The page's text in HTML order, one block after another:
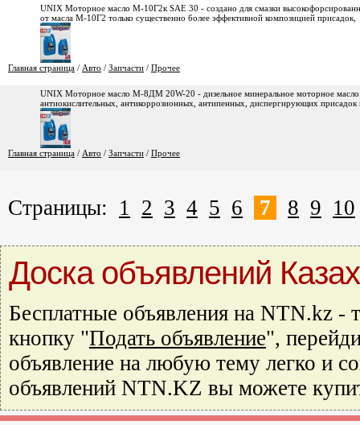
UNIX Моторное масло М-10Г2к SAE 30 - создано для смазки
от масла М-10Г2 только существенно более эффективной композицией присадок,
Главная страница / Авто / Запчасти / Прочее
UNIX Моторное масло М-8ДМ 20W-20 - дизельное минеральное моторное
антиокислительных, антикоррозионных, антипенных, диспергирующих
Главная страница / Авто / Запчасти / Прочее
Страницы: 1 2 3 4 5 6 7 8 9 10
Доска объявлений
Бесплатные объявления на NTN.kz -
кнопку "Подать объявление",
объявление на любую тему легко и
объявлений NTN.KZ вы можете